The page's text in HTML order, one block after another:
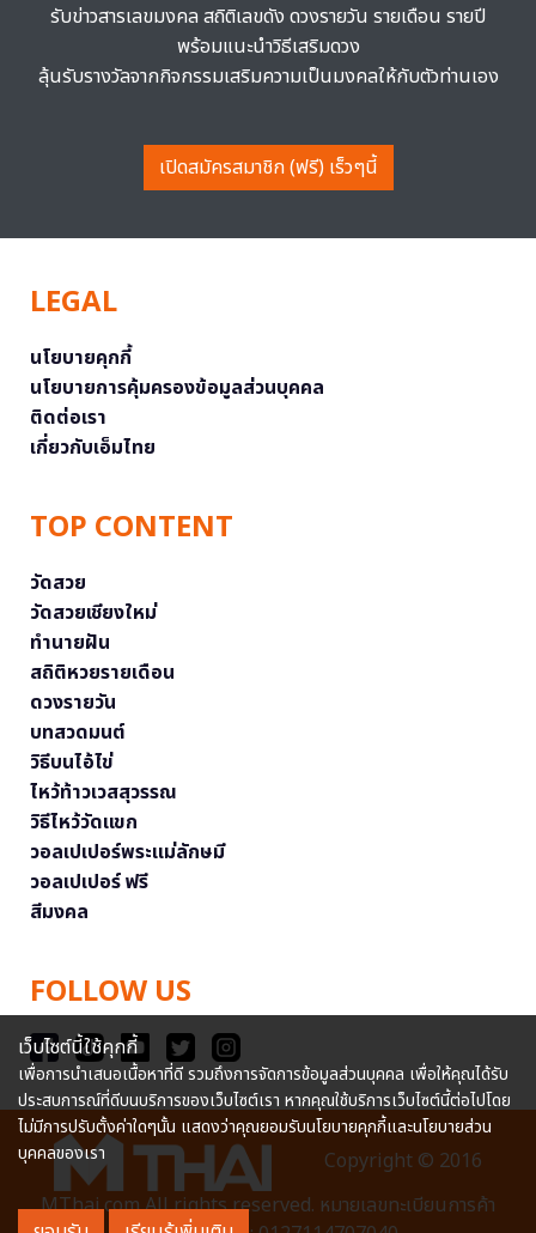
รับข่าวสารเลขมงคล สถิติเลขดัง ดวงรายวัน รายเดือน รายปี
พร้อมแนะนำวิธีเสริมดวง
ลุ้นรับรางวัลจากกิจกรรมเสริมความเป็นมงคลให้กับตัวท่านเอง
เปิดสมัครสมาชิก (ฟรี) เร็วๆนี้
LEGAL
นโยบายคุกกี้
นโยบายการคุ้มครองข้อมูลส่วนบุคคล
ติดต่อเรา
เกี่ยวกับเอ็มไทย
TOP CONTENT
วัดสวย
วัดสวยเชียงใหม่
ทำนายฝัน
สถิติหวยรายเดือน
ดวงรายวัน
บทสวดมนต์
วิธีบนไอ้ไข่
ไหว้ท้าวเวสสุวรรณ
วิธีไหว้วัดแขก
วอลเปเปอร์พระแม่ลักษมี
วอลเปเปอร์ ฟรี
สีมงคล
FOLLOW US
Copyright © 2016
MThai.com All rights reserved. หมายเลขทะเบียนการค้า
เว็บไซต์นี้ใช้คุกกี้
เพื่อการนำเสนอเนื้อหาที่ดี รวมถึงการจัดการข้อมูลส่วนบุคคล เพื่อให้คุณได้รับ
ประสบการณ์ที่ดีบนบริการของเว็บไซต์เรา หากคุณใช้บริการเว็บไซต์นี้ต่อไปโดย
ไม่มีการปรับตั้งค่าใดๆนั้น แสดงว่าคุณยอมรับนโยบายคุกกี้และนโยบายส่วน
บุคคลของเรา